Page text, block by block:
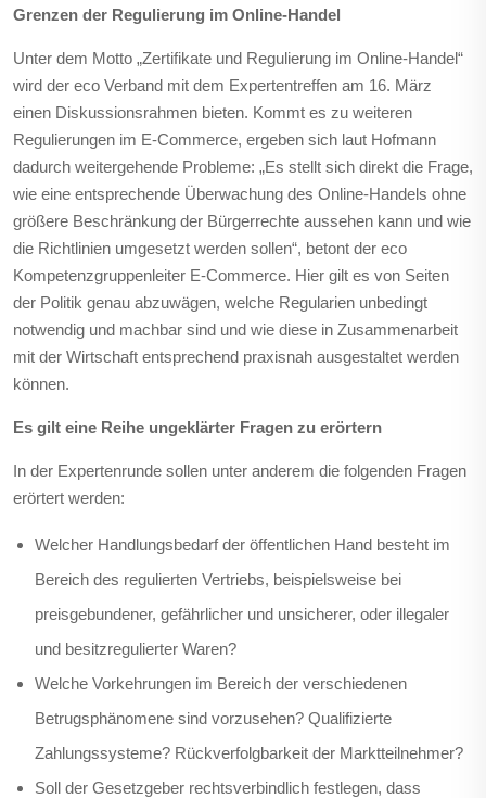
Grenzen der Regulierung im Online-Handel
Unter dem Motto „Zertifikate und Regulierung im Online-Handel“
wird der eco Verband mit dem Expertentreffen am 16. März
einen Diskussionsrahmen bieten. Kommt es zu weiteren
Regulierungen im E-Commerce, ergeben sich laut Hofmann
dadurch weitergehende Probleme: „Es stellt sich direkt die Frage,
wie eine entsprechende Überwachung des Online-Handels ohne
größere Beschränkung der Bürgerrechte aussehen kann und wie
die Richtlinien umgesetzt werden sollen“, betont der eco
Kompetenzgruppenleiter E-Commerce. Hier gilt es von Seiten
der Politik genau abzuwägen, welche Regularien unbedingt
notwendig und machbar sind und wie diese in Zusammenarbeit
mit der Wirtschaft entsprechend praxisnah ausgestaltet werden
können.
Es gilt eine Reihe ungeklärter Fragen zu erörtern
In der Expertenrunde sollen unter anderem die folgenden Fragen
erörtert werden:
Welcher Handlungsbedarf der öffentlichen Hand besteht im
Bereich des regulierten Vertriebs, beispielsweise bei
preisgebundener, gefährlicher und unsicherer, oder illegaler
und besitzregulierter Waren?
Welche Vorkehrungen im Bereich der verschiedenen
Betrugsphänomene sind vorzusehen? Qualifizierte
Zahlungssysteme? Rückverfolgbarkeit der Marktteilnehmer?
Soll der Gesetzgeber rechtsverbindlich festlegen, dass